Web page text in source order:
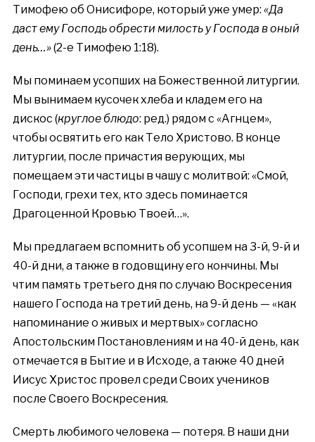
Тимофею об Онисифоре, который уже умер: «Да
даст ему Господь обрести милость у Господа в оный
день…»(2-е Тимофею 1:18).
Мы поминаем усопших на Божественной литургии.
Мы вынимаем кусочек хлеба и кладем его на
дискос (круглое блюдо: ред.) рядом с «Агнцем»,
чтобы освятить его как Тело Христово. В конце
литургии, после причастия верующих, мы
помещаем эти частицы в чашу с молитвой: «Смой,
Господи, грехи тех, кто здесь поминается
Драгоценной Кровью Твоей…».
Мы предлагаем вспомнить об усопшем на 3-й, 9-й и
40-й дни, а также в годовщину его кончины. Мы
чтим память третьего дня по случаю Воскресения
нашего Господа на третий день, на 9-й день — «как
напоминание о живых и мертвых» согласно
Апостольским Постановлениям и на 40-й день, как
отмечается в Бытие и в Исходе, а также 40 дней
Иисус Христос провел среди Своих учеников
после Своего Воскресения.
Смерть любимого человека — потеря. В наши дни